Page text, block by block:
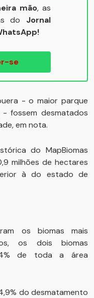
mão, as
do Jornal
se
- o maior parque
fossem desmatados
em nota.
do MapBiomas
milhões de hectares
à do estado de
os biomas mais
os dois biomas
de toda a área
do desmatamento